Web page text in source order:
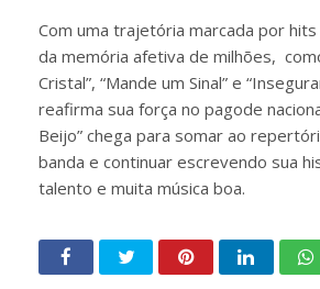
Com uma trajetória marcada por
da memória afetiva de milhões,
Cristal”, “Mande um Sinal” e
reafirma sua força no pagode
Beijo” chega para somar ao
banda e continuar escrevendo sua
talento e muita música boa.